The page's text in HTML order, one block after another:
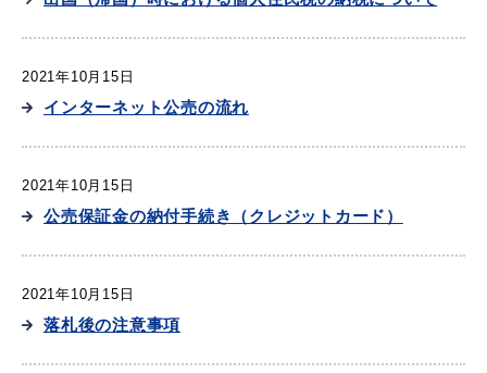
2021年10月15日
インターネット公売の流れ
2021年10月15日
公売保証金の納付手続き（クレジットカード）
2021年10月15日
落札後の注意事項